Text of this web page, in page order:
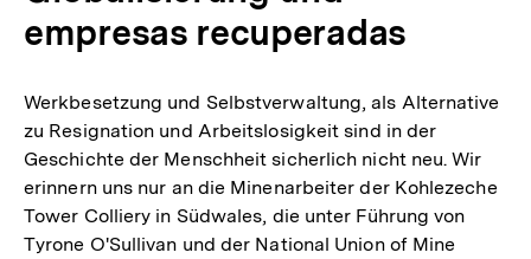
empresas recuperadas
Werkbesetzung und Selbstverwaltung, als Alternative
zu Resignation und Arbeitslosigkeit sind in der
Geschichte der Menschheit sicherlich nicht neu. Wir
erinnern uns nur an die Minenarbeiter der Kohlezeche
Tower Colliery in Südwales, die unter Führung von
Tyrone O'Sullivan und der National Union of Mine